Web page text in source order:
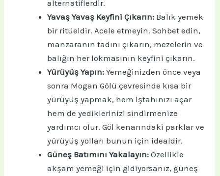
alternatiflerdir.
Yavaş Yavaş Keyfini Çıkarın: Balık yemek
bir ritüeldir. Acele etmeyin. Sohbet edin,
manzaranın tadını çıkarın, mezelerin ve
balığın her lokmasının keyfini çıkarın.
Yürüyüş Yapın: Yemeğinizden önce veya
sonra Mogan Gölü çevresinde kısa bir
yürüyüş yapmak, hem iştahınızı açar
hem de yediklerinizi sindirmenize
yardımcı olur. Göl kenarındaki parklar ve
yürüyüş yolları bunun için idealdir.
Güneş Batımını Yakalayın: Özellikle
akşam yemeği için gidiyorsanız, güneş